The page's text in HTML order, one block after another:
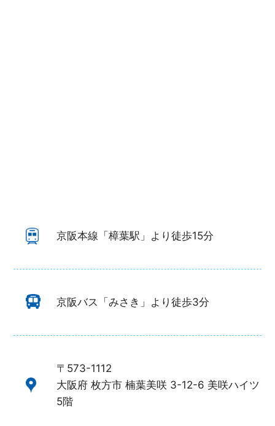
京阪本線「樟葉駅」より徒歩15分
京阪バス「みさき」より徒歩3分
〒573-1112
大阪府 枚方市 楠葉美咲 3-12-6 美咲ハイツ
5階